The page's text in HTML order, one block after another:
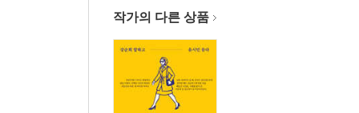
작가의 다른 상품